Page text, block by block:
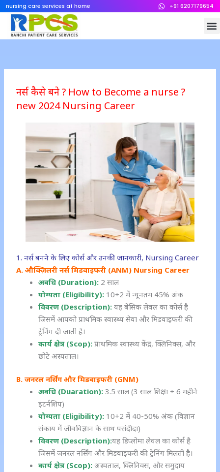
Skip
content
nursing care services at home +91 6207179654
नर्स कैसे बने ? How to Become a nurse ?
new 2024 Nursing Career
1. नर्स बनने के लिए कोर्स और उनकी जानकारी, Nursing Career
A. औक्ज़िलरी नर्स मिडवाइफरी (ANM) Nursing Career
अवधि (Duration): 2 साल
योग्यता (Eligibility): 10+2 में न्यूनतम 45% अंक
विवरण (Description): यह बेसिक लेवल का कोर्स है
जिसमें आपको प्राथमिक स्वास्थ्य सेवा और मिडवाइफरी की
ट्रेनिंग दी जाती है।
कार्य क्षेत्र (Scop): प्राथमिक स्वास्थ्य केंद्र, क्लिनिक्स, और
छोटे अस्पताल।
B. जनरल नर्सिंग और मिडवाइफरी (GNM)
अवधि (Duaration): 3.5 साल (3 साल शिक्षा + 6 महीने
इंटर्नशिप)
योग्यता (Eligibility): 10+2 में 40-50% अंक (विज्ञान
संकाय में जीवविज्ञान के साथ पसंदीदा)
विवरण (Description):यह डिप्लोमा लेवल का कोर्स है
जिसमें जनरल नर्सिंग और मिडवाइफरी की ट्रेनिंग मिलती है।
कार्य क्षेत्र (Scop): अस्पताल, क्लिनिक्स, और समुदाय